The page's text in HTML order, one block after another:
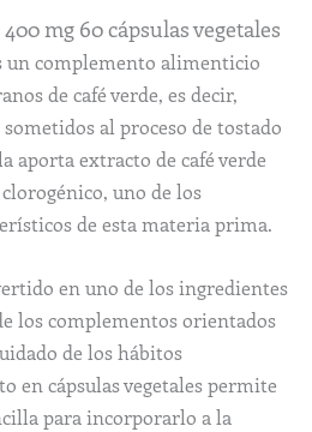
mg 60 cápsulas vegetales
un complemento alimenticio
de café verde, es decir,
al proceso de tostado
aporta extracto de café verde
uno de los
de esta materia prima.
en uno de los ingredientes
los complementos orientados
de los hábitos
en cápsulas vegetales permite
para incorporarlo a la